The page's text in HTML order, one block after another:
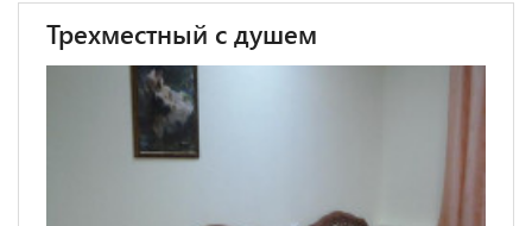
Трехместный с душем